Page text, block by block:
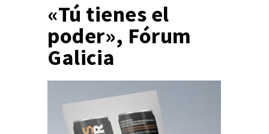
«Tú tienes el
poder», Fórum
Galicia